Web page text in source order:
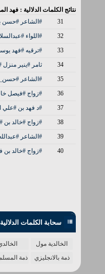
نتائج الكلمات الدلالية : فهد
31
#الشاعر #حسن
32
#اللواء
33
#ترقيه #فهد
34
ثامر #ينير
35
#الشاعر
36
#زواج #فيصل
37
#د فهد بن #علي
38
#زواج #خالد بن
39
#الشاعر
40
#زواج #خالد بن
سحابة الكلمات الدلالية
الخالدية مول
ذمة بالانجليزي
ذمة